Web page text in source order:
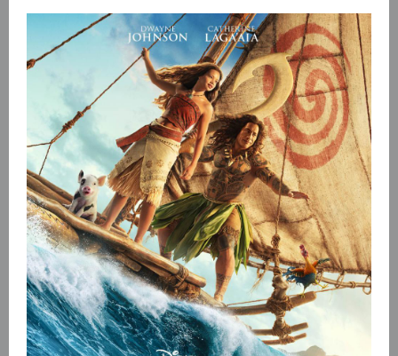
PAÍS:
Estados Unidos
EL GATO CON SOMBRERO - 2D
PRÓXIMAMENTE
GENERO:Animación. Fantástico.
Infantil. Comedia | Cine familiar
CLASIFICACIÓN:AT
DURACIÓN:0 MIN
ESTRENO:05/Nov/2026
PAÍS:Estados Unidos
LOS JUEGOS DEL HAMBRE: AMANECER
EN LA COSECHA - 2D
PRÓXIMAMENTE
GENERO:Ciencia ficción. Aventuras |